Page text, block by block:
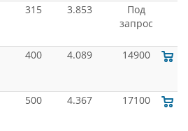
315 3.853
Под
запрос
400 4.089 14900
500 4.367 17100